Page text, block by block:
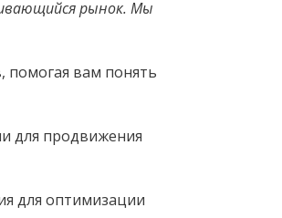
рынок. Мы
помогая вам понять
для продвижения
для оптимизации